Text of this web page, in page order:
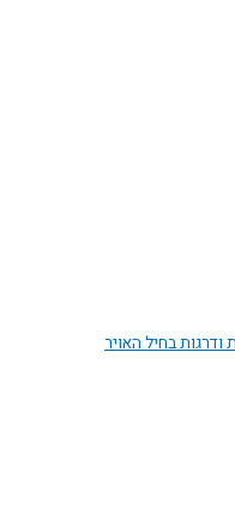
בחיל האויר